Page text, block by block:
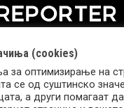
(cookies)
за оптимизирање на
се од суштинско
а други помагаат да